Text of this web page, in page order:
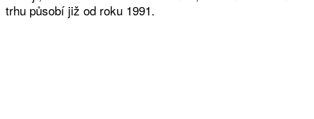
trhu působí již od roku 1991.